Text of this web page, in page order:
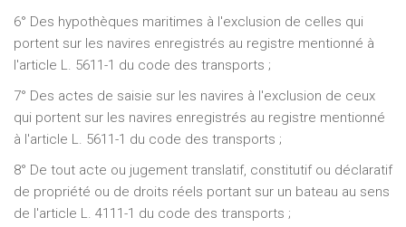
6° Des hypothèques maritimes à l'exclusion de celles qui
portent sur les navires enregistrés au registre mentionné à
l'article L. 5611-1 du code des transports ;
7° Des actes de saisie sur les navires à l'exclusion de ceux
qui portent sur les navires enregistrés au registre mentionné
à l'article L. 5611-1 du code des transports ;
8° De tout acte ou jugement translatif, constitutif ou déclaratif
de propriété ou de droits réels portant sur un bateau au sens
de l'article L. 4111-1 du code des transports ;